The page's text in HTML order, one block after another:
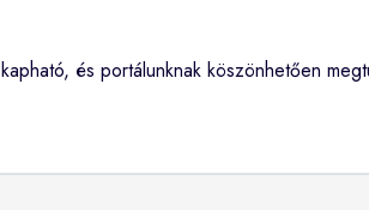
és portálunknak köszönhetően